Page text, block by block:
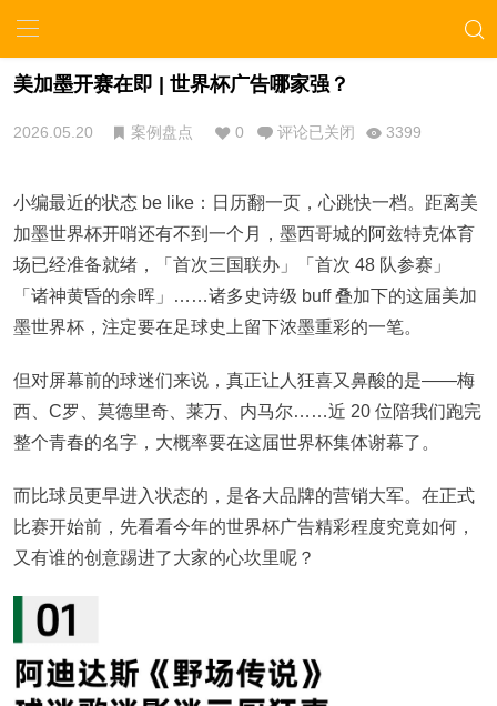
美加墨开赛在即 | 世界杯广告哪家强？
2026.05.20 案例盘点 0 评论已关闭 3399
小编最近的状态 be like：日历翻一页，心跳快一档。距离美
加墨世界杯开哨还有不到一个月，墨西哥城的阿兹特克体育
场已经准备就绪，「首次三国联办」「首次 48 队参赛」
「诸神黄昏的余晖」……诸多史诗级 buff 叠加下的这届美加
墨世界杯，注定要在足球史上留下浓墨重彩的一笔。
但对屏幕前的球迷们来说，真正让人狂喜又鼻酸的是——梅
西、C罗、 莫德里奇 、莱万、内马尔……近 20 位陪我们跑完
整个青春的名字，大概率要在这届世界杯集体谢幕了。
而比球员更早进入状态的，是各大品牌的营销大军。在正式
比赛开始前，先看看今年的世界杯广告精彩程度究竟如何，
又有谁的创意踢进了大家的心坎里呢？